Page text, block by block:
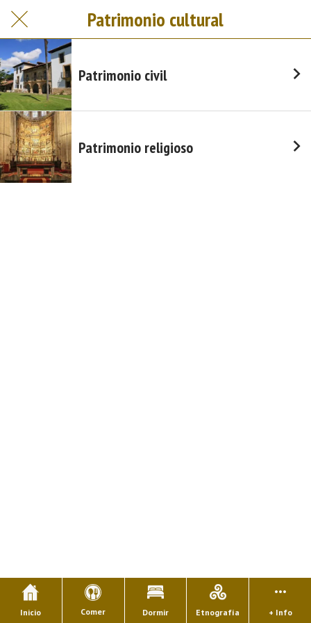
Patrimonio cultural
Patrimonio civil
Patrimonio religioso
Inicio Comer Dormir Etnografía + Info